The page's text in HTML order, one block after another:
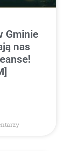
Gminie
nas